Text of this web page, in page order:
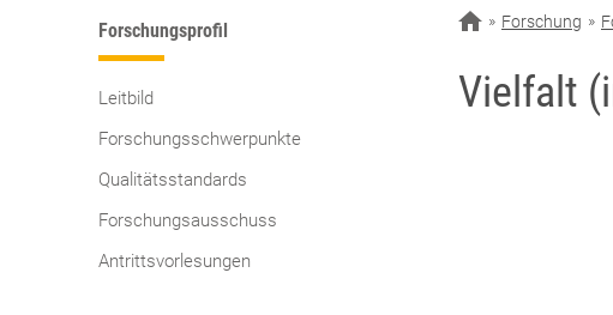
Forschungsprofil
Leitbild
Forschungsschwerpunkte
Qualitätsstandards
Forschungsausschuss
Antrittsvorlesungen
Forschung
Vielfalt